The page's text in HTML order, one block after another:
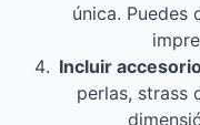
única.
Incluir
perlas, strass